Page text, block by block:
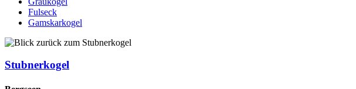
Fulseck
Gamskarkogel
Stubnerkogel